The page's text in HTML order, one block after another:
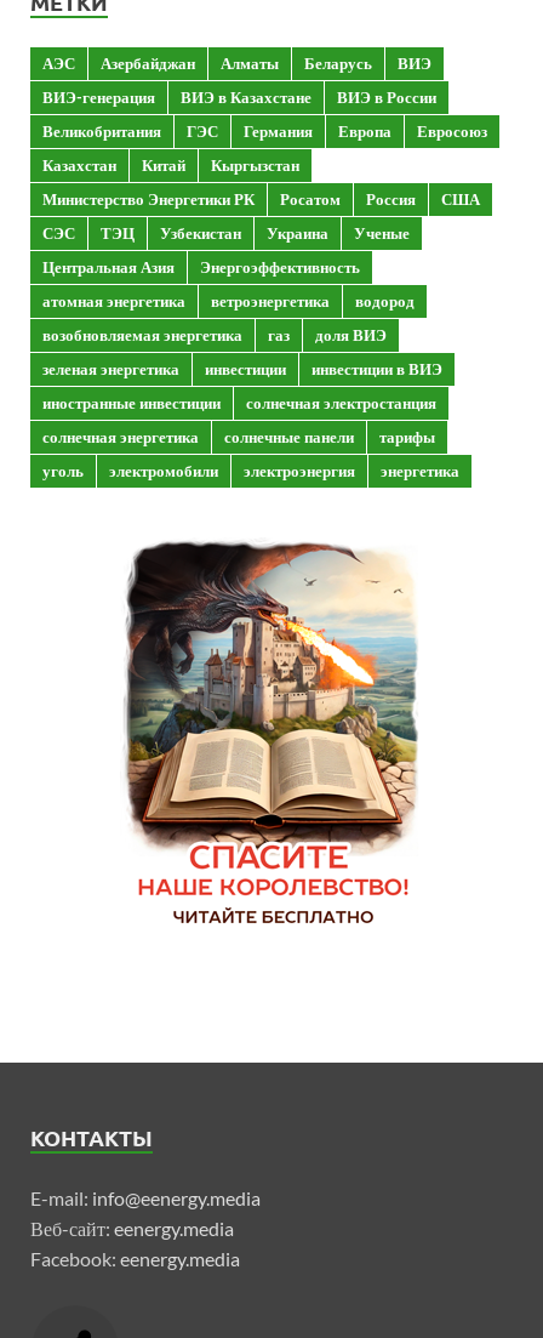
АЭС Азербайджан Алматы Беларусь
ВИЭ
ВИЭ-генерация
ВИЭ в Казахстане
ВИЭ в России
Великобритания
ГЭС Германия Европа
Евросоюз
Казахстан
Китай
Кыргызстан
Министерство Энергетики РК
Росатом Россия
США
СЭС
ТЭЦ Узбекистан Украина
Ученые
Центральная Азия
Энергоэффективность
атомная энергетика
ветроэнергетика
водород
возобновляемая энергетика
газ
доля ВИЭ
зеленая энергетика
инвестиции
инвестиции в ВИЭ
иностранные инвестиции
солнечная электростанция
солнечная энергетика
солнечные панели
тарифы
уголь
электромобили электроэнергия энергетика
КОНТАКТЫ
E-mail: info@eenergy.media
Веб-сайт: eenergy.media
Facebook: eenergy.media